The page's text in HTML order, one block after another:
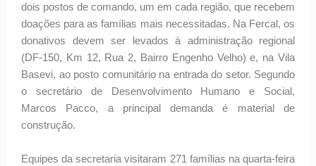
dois postos de comando, um em cada região, que recebem
doações para as famílias mais necessitadas. Na Fercal, os
donativos devem ser levados à administração regional
(DF-150, Km 12, Rua 2, Bairro Engenho Velho) e, na Vila
Basevi, ao posto comunitário na entrada do setor. Segundo
o secretário de Desenvolvimento Humano e Social,
Marcos Pacco, a principal demanda é material de
construção.
Equipes da secretaria visitaram 271 famílias na quarta-feira